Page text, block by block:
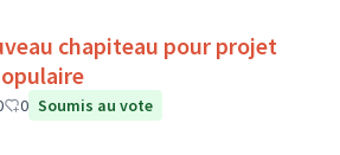
chapiteau pour projet
0 Soumis au vote